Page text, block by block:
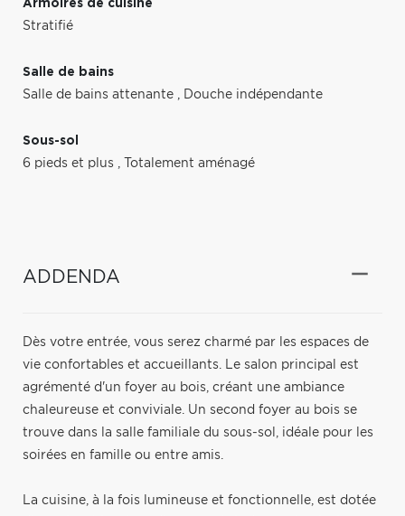
Armoires de cuisine
Stratifié
Salle de bains
Salle de bains attenante , Douche indépendante
Sous-sol
6 pieds et plus , Totalement aménagé
ADDENDA
Dès votre entrée, vous serez charmé par les espaces de
vie confortables et accueillants. Le salon principal est
agrémenté d'un foyer au bois, créant une ambiance
chaleureuse et conviviale. Un second foyer au bois se
trouve dans la salle familiale du sous-sol, idéale pour les
soirées en famille ou entre amis.
La cuisine, à la fois lumineuse et fonctionnelle, est dotée